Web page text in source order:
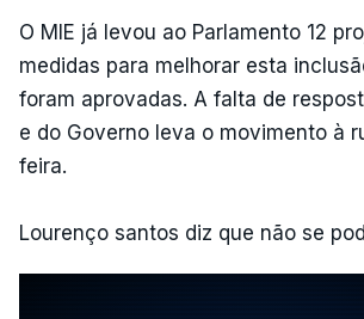
O MIE já levou ao Parlamento 12
medidas para melhorar esta
foram aprovadas. A falta de
e do Governo leva o movimento à
feira.
Lourenço santos diz que não se